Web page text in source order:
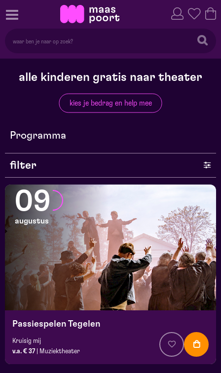
alle kinderen gratis naar theater
kies je bedrag en help mee
Programma
filter
genre
series en selecties
maand
prijs
locatie
09
augustus
Passiespelen Tegelen
Kruisig mij
v.a. € 37
Muziektheater